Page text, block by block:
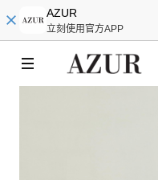
AZUR
立刻使用官方APP